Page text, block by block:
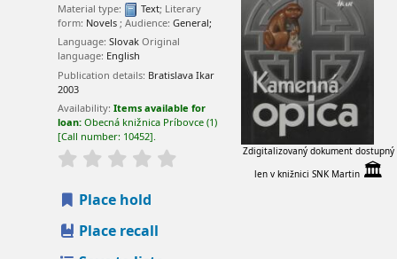
Zdigitalizovaný dokument dostupný
len v knižnici SNK Martin 🏛
Material type:
Text; Literary
form: Novels; Audience: General;
Language: SlovakOriginal
language: English
Publication details: BratislavaIkar
2003
Availability: Items available for
loan:Obecná knižnica Príbovce(1)
Call number: 10452 .
Place hold
Place recall